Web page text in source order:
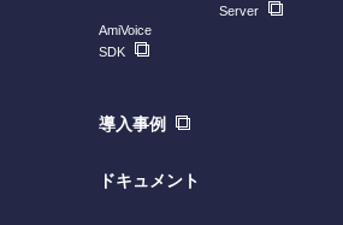
AmiVoice
SDK
Server
導入事例
ドキュメント